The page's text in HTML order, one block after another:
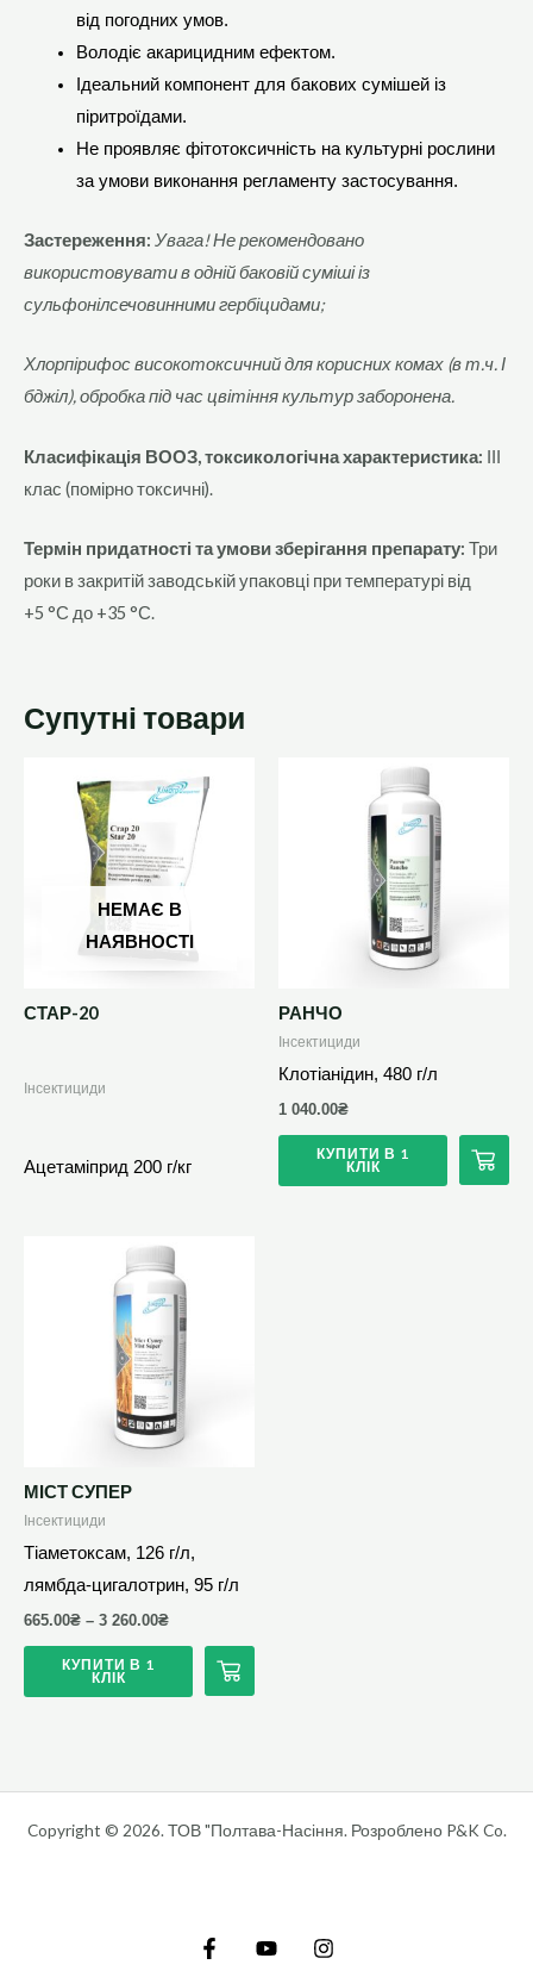
від погодних умов.
Володіє акарицидним ефектом.
Ідеальний компонент для бакових сумішей із
піритроїдами.
Не проявляє фітотоксичність на культурні рослини
за умови виконання регламенту застосування.
Застереження: Увага! Не рекомендовано
використовувати в одній баковій суміші із
сульфонілсечовинними гербіцидами;
Хлорпірифос високотоксичний для корисних комах (в т.ч. І
бджіл), обробка під час цвітіння культур заборонена.
Класифікація ВООЗ, токсикологічна характеристика: ІІІ
клас (помірно токсичні).
Термін придатності та умови зберігання препарату: Три
роки в закритій заводській упаковці при температурі від
+5 °С до +35 °С.
Супутні товари
НЕМАЄ В
НАЯВНОСТІ
СТАР-20
Інсектициди
Ацетаміприд 200 г/кг
РАНЧО
Інсектициди
Клотіанідин, 480 г/л
1 040.00₴
КУПИТИ В 1
КЛІК
МІСТ СУПЕР
Інсектициди
Тіаметоксам, 126 г/л,
лямбда-цигалотрин, 95 г/л
665.00₴ – 3 260.00₴
КУПИТИ В 1
КЛІК
Copyright © 2026. ТОВ "Полтава-Насіння. Розроблено P&K Co.